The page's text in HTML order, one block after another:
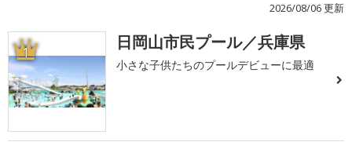
2026/08/06 更新
1 日岡山市民プール／兵庫県
小さな子供たちのプールデビューに最適